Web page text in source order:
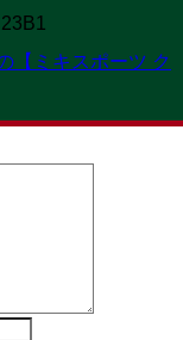
MENU
【ミキスポーツ ク
ん。